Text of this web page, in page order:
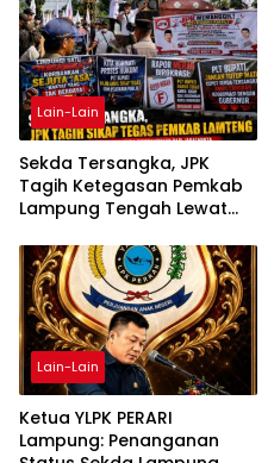
Lain-Lain
Sekda Tersangka, JPK
Tagih Ketegasan Pemkab
Lampung Tengah Lewat
Lain-Lain
Ketua YLPK PERARI
Lampung: Penanganan